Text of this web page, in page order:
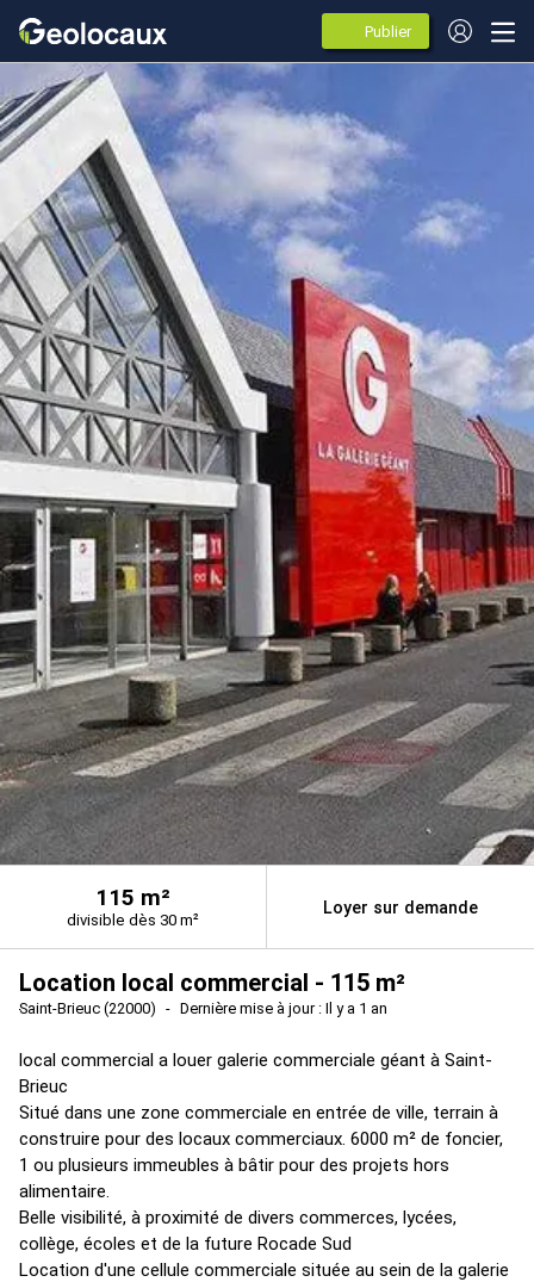
Publier
des
annonces
115 m²
divisible dès 30 m²
Loyer sur demande
Location local commercial - 115 m²
Saint-Brieuc (22000) Dernière mise à jour : Il y a 1 an
local commercial a louer galerie commerciale géant à Saint-
Brieuc
Situé dans une zone commerciale en entrée de ville, terrain à
construire pour des locaux commerciaux. 6000 m² de foncier,
1 ou plusieurs immeubles à bâtir pour des projets hors
alimentaire.
Belle visibilité, à proximité de divers commerces, lycées,
collège, écoles et de la future Rocade Sud
Location d'une cellule commerciale située au sein de la galerie